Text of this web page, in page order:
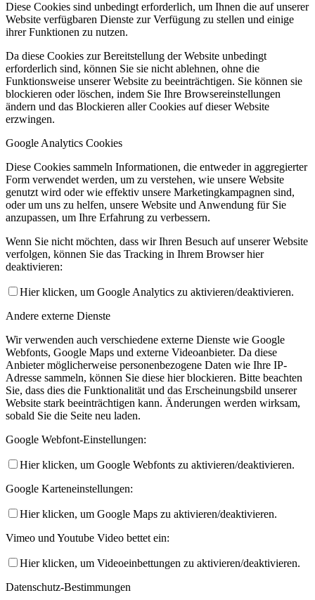
Diese Cookies sind unbedingt erforderlich, um Ihnen die auf unserer
Website verfügbaren Dienste zur Verfügung zu stellen und einige
ihrer Funktionen zu nutzen.
Da diese Cookies zur Bereitstellung der Website unbedingt
erforderlich sind, können Sie sie nicht ablehnen, ohne die
Funktionsweise unserer Website zu beeinträchtigen. Sie können sie
blockieren oder löschen, indem Sie Ihre Browsereinstellungen
ändern und das Blockieren aller Cookies auf dieser Website
erzwingen.
Google Analytics Cookies
Diese Cookies sammeln Informationen, die entweder in aggregierter
Form verwendet werden, um zu verstehen, wie unsere Website
genutzt wird oder wie effektiv unsere Marketingkampagnen sind,
oder um uns zu helfen, unsere Website und Anwendung für Sie
anzupassen, um Ihre Erfahrung zu verbessern.
Wenn Sie nicht möchten, dass wir Ihren Besuch auf unserer Website
verfolgen, können Sie das Tracking in Ihrem Browser hier
deaktivieren:
Hier klicken, um Google Analytics zu aktivieren/deaktivieren.
Andere externe Dienste
Wir verwenden auch verschiedene externe Dienste wie Google
Webfonts, Google Maps und externe Videoanbieter. Da diese
Anbieter möglicherweise personenbezogene Daten wie Ihre IP-
Adresse sammeln, können Sie diese hier blockieren. Bitte beachten
Sie, dass dies die Funktionalität und das Erscheinungsbild unserer
Website stark beeinträchtigen kann. Änderungen werden wirksam,
sobald Sie die Seite neu laden.
Google Webfont-Einstellungen:
Hier klicken, um Google Webfonts zu aktivieren/deaktivieren.
Google Karteneinstellungen:
Hier klicken, um Google Maps zu aktivieren/deaktivieren.
Vimeo und Youtube Video bettet ein:
Hier klicken, um Videoeinbettungen zu aktivieren/deaktivieren.
Datenschutz-Bestimmungen